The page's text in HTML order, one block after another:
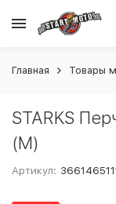
Главная Товары
STARKS
(M)
Артикул: